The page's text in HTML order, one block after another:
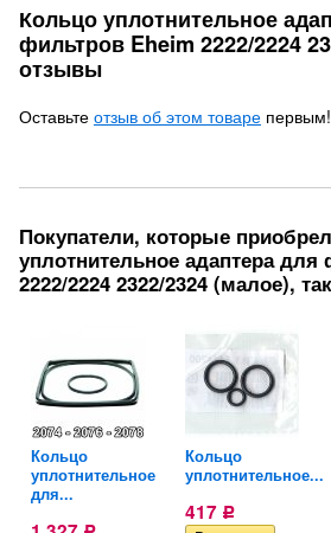
Кольцо уплотнительное
фильтров Eheim 2222/2224
отзывы
Оставьте отзыв об этом товаре первым!
Покупатели, которые
уплотнительное адаптера для
2222/2224 2322/2324 (малое),
Кольцо
уплотнительное
для...
Кольцо
уплотнительное...
417 Р